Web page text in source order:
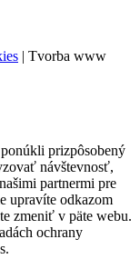
| Tvorba www
prizpôsobený
návštevnosť,
partnermi pre
upravíte odkazom
zmeniť v päte webu.
ochrany